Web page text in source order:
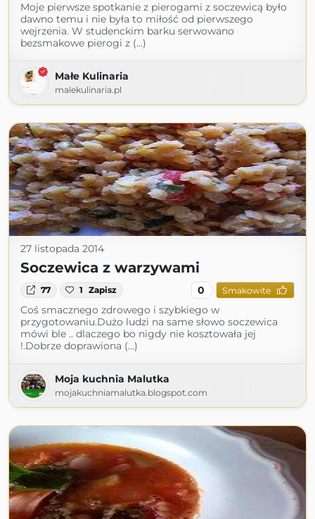
Moje pierwsze spotkanie z pierogami z soczewicą było
dawno temu i nie była to miłość od pierwszego
wejrzenia. W studenckim barku serwowano
bezsmakowe pierogi z (...)
Małe Kulinaria
malekulinaria.pl
27 listopada 2014
Soczewica z warzywami
77 1 Zapisz 0 Smakowite
Coś smacznego zdrowego i szybkiego w
przygotowaniu.Dużo ludzi na same słowo soczewica
mówi ble .. dlaczego bo nigdy nie kosztowała jej
!.Dobrze doprawiona (...)
Moja kuchnia Malutka
mojakuchniamalutka.blogspot.com